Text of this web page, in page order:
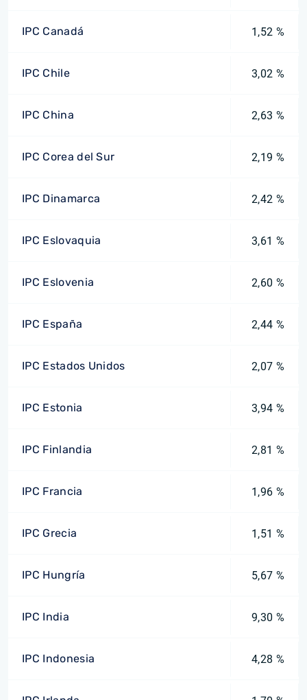
IPC Canadá 1,52 %
IPC Chile 3,02 %
IPC China 2,63 %
IPC Corea del Sur 2,19 %
IPC Dinamarca 2,42 %
IPC Eslovaquia 3,61 %
IPC Eslovenia 2,60 %
IPC España 2,44 %
IPC Estados Unidos 2,07 %
IPC Estonia 3,94 %
IPC Finlandia 2,81 %
IPC Francia 1,96 %
IPC Grecia 1,51 %
IPC Hungría 5,67 %
IPC India 9,30 %
IPC Indonesia 4,28 %